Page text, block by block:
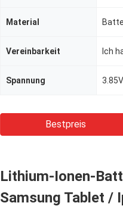
Material
Vereinbarkeit Ich
Spannung 3.85V
Bestpreis
Lithium-Ionen-
Samsung Tablet /